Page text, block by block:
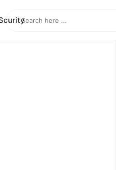
Search